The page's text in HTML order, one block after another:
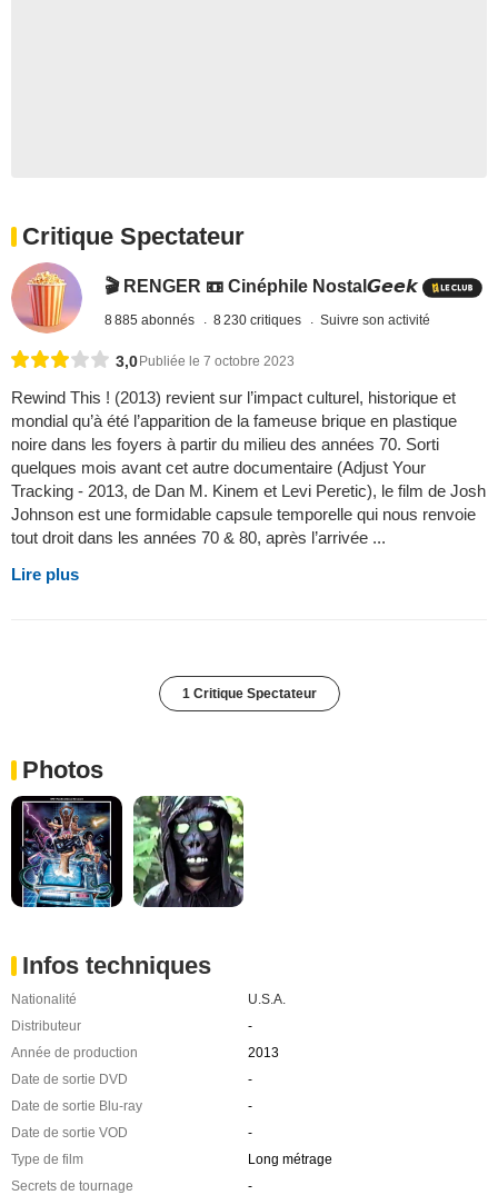
Critique Spectateur
🎬 RENGER 📼 Cinéphile Nostal𝙂𝙚𝙚𝙠
8 885 abonnés 8 230 critiques Suivre son activité
3,0 Publiée le 7 octobre 2023
Rewind This ! (2013) revient sur l’impact culturel, historique et
mondial qu’à été l’apparition de la fameuse brique en plastique
noire dans les foyers à partir du milieu des années 70. Sorti
quelques mois avant cet autre documentaire (Adjust Your
Tracking - 2013, de Dan M. Kinem et Levi Peretic), le film de Josh
Johnson est une formidable capsule temporelle qui nous renvoie
tout droit dans les années 70 & 80, après l’arrivée ...
Lire plus
1 Critique Spectateur
Photos
Infos techniques
Nationalité
U.S.A.
Distributeur
-
Année de production
2013
Date de sortie DVD
-
Date de sortie Blu-ray
-
Date de sortie VOD
-
Type de film
Long métrage
Secrets de tournage
-